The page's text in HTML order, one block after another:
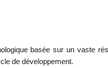
basée sur un vaste
de développement.